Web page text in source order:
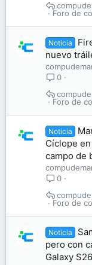
Foro de
Noticia
nuevo
0
Foro de
Noticia
Cíclope
campo de
0
Foro de
Noticia
pero con
Galaxy